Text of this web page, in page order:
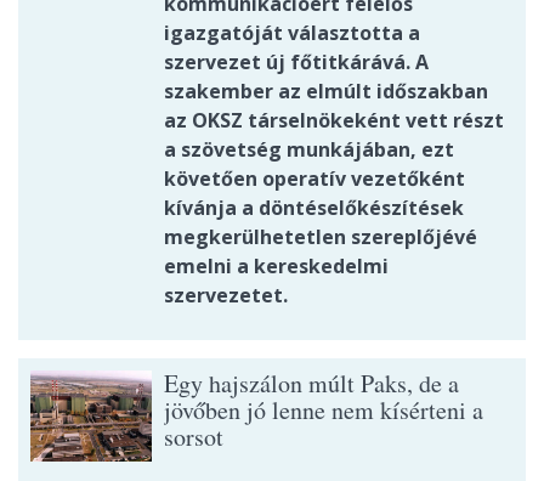
igazgatóját választotta a
szervezet új főtitkárává. A
szakember az elmúlt időszakban
az OKSZ társelnökeként vett részt
a szövetség munkájában, ezt
követően operatív vezetőként
kívánja a döntéselőkészítések
megkerülhetetlen szereplőjévé
emelni a kereskedelmi
szervezetet.
Egy hajszálon múlt Paks, de a
jövőben jó lenne nem kísérteni a
sorsot